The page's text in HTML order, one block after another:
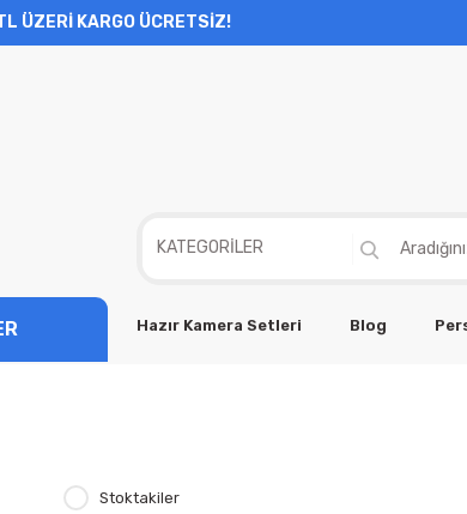
ÜZERİ KARGO ÜCRETSİZ!
Hazır Kamera Setleri Blog
Stoktakiler